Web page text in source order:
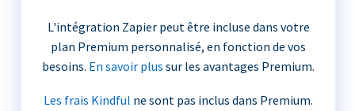
L'intégration Zapier peut être incluse dans votre
plan Premium personnalisé, en fonction de vos
besoins. En savoir plus sur les avantages Premium.
Les frais Kindful ne sont pas inclus dans Premium.